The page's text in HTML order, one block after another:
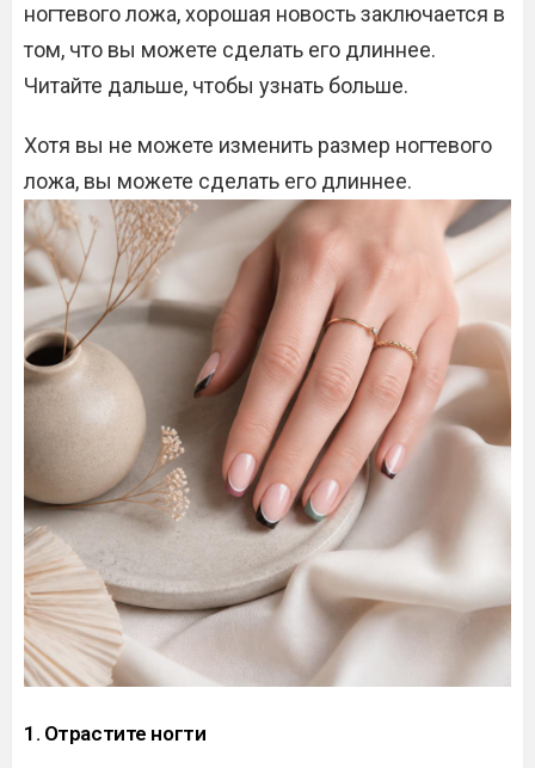
ногтевого ложа, хорошая новость заключается в
том, что вы можете сделать его длиннее.
Читайте дальше, чтобы узнать больше.
Хотя вы не можете изменить размер ногтевого
ложа, вы можете сделать его длиннее.
1. Отрастите ногти